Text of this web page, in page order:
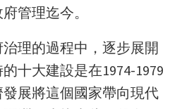
管理迄今。
理的過程中，逐步展開
十大建設是在1974-1979
展將這個國家帶向現代